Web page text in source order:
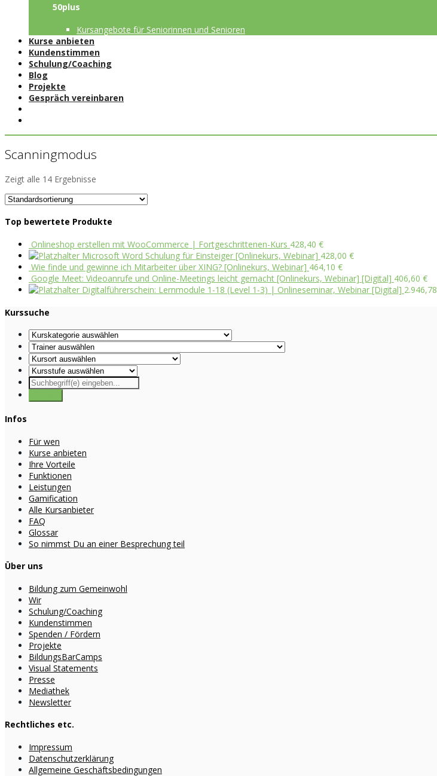
50plus
Kursangebote für Seniorinnen und Senioren
Kurse anbieten
Kundenstimmen
Schulung/Coaching
Blog
Projekte
Gespräch vereinbaren
Scanningmodus
Zeigt alle 14 Ergebnisse
Top bewertete Produkte
Onlineshop erstellen mit WooCommerce | Fortgeschrittenen-Kurs 428,40 €
Microsoft Word Schulung für Einsteiger [Onlinekurs, Webinar] 428,00 €
Wie finde und gewinne ich Mitarbeiter über XING? [Onlinekurs, Webinar] 464,10 €
Google Meet: Videoanrufe und Online-Meetings leicht gemacht [Onlinekurs, Webinar] [Digital] 406,60 €
Digitalführerschein: Lernmodule 1-18 (Level 1-3) | Onlineseminar, Webinar [Digital] 2.946,78
Kurssuche
Infos
Für wen
Kurse anbieten
Ihre Vorteile
Funktionen
Leistungen
Gamification
Alle Kursanbieter
FAQ
Glossar
So nimmst Du an einer Besprechung teil
Über uns
Bildung zum Gemeinwohl
Wir
Schulung/Coaching
Kundenstimmen
Spenden / Fördern
Projekte
BildungsBarCamps
Visual Statements
Presse
Mediathek
Newsletter
Rechtliches etc.
Impressum
Datenschutzerklärung
Allgemeine Geschäftsbedingungen